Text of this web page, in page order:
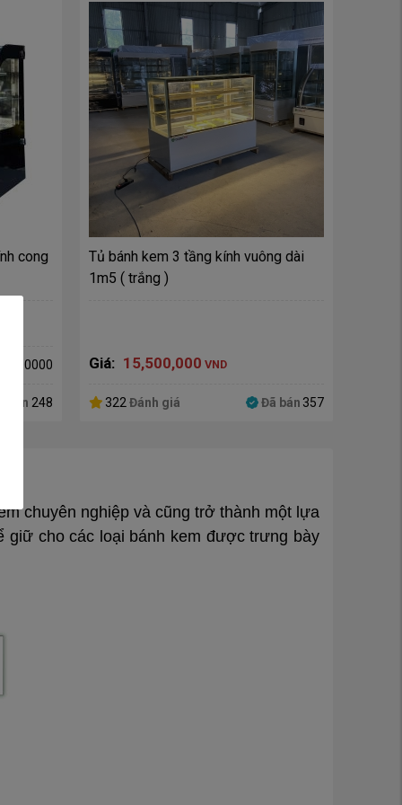
cong
200000
bán 248
Tủ bánh kem 3 tầng kính vuông dài
1m5 ( trắng )
Giá: 15,500,000 VND
322Đánh giá Đã bán 357
chuyên nghiệp và cũng trở thành một lựa
giữ cho các loại bánh kem được trưng bày